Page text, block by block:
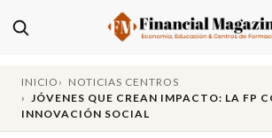
INICIO
NOTICIAS CENTROS
JÓVENES QUE CREAN IMPACTO: LA FP
INNOVACIÓN SOCIAL